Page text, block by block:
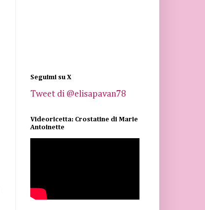
Seguimi su X
Tweet di @elisapavan78
Videoricetta: Crostatine di Marie
Antoinette